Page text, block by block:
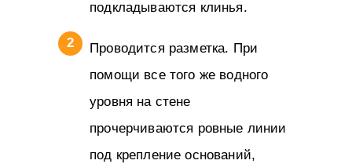
подкладываются клинья.
Проводится разметка. При
помощи все того же водного
уровня на стене
прочерчиваются ровные линии
под крепление оснований,